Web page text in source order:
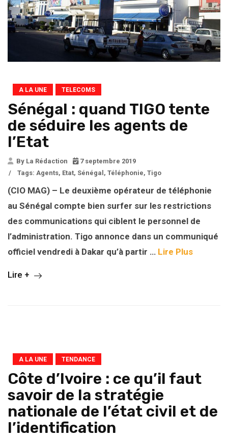
A LA UNE TELECOMS
Sénégal : quand TIGO tente
de séduire les agents de
l’Etat
By La Rédaction
7 septembre 2019
/
Tags: Agents, Etat, Sénégal , Téléphonie, Tigo
(CIO MAG) – Le deuxième opérateur de téléphonie
au Sénégal compte bien surfer sur les restrictions
des communications qui ciblent le personnel de
l’administration. Tigo annonce dans un communiqué
officiel vendredi à Dakar qu’à partir … Lire Plus
Lire +
A LA UNE TENDANCE
Côte d’Ivoire : ce qu’il faut
savoir de la stratégie
nationale de l’état civil et de
l’identification